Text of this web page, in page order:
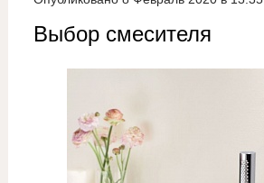
Выбор смесителя